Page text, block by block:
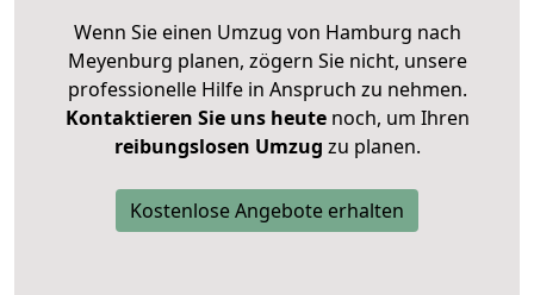
Wenn Sie einen Umzug von Hamburg nach
Meyenburg planen, zögern Sie nicht, unsere
professionelle Hilfe in Anspruch zu nehmen.
Kontaktieren Sie uns heutenoch, um Ihren
reibungslosen Umzug zu planen.
Kostenlose Angebote erhalten